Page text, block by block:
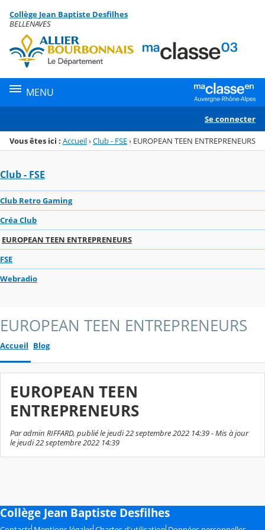
Menu de la rubrique
Contenu
Collège Jean Baptiste Desfilhes
BELLENAVES
MENU
Se connecter
Vous êtes ici : Accueil›Club - FSE› EUROPEAN TEEN ENTREPRENEURS
Club - FSE
Club Retro Gaming
Créa Club
EUROPEAN TEEN ENTREPRENEURS
FSE
Webradio
EUROPEAN TEEN ENTREPRENEURS
Accueil Blog
EUROPEAN TEEN
ENTREPRENEURS
Par admin RIFFARD, publié le jeudi 22 septembre 2022 14:39 - Mis à jour
le jeudi 22 septembre 2022 14:39
Collège Jean Baptiste Desfilhes